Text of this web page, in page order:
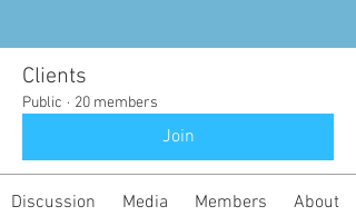
Clients
Public · 20 members
Join
Discussion Media Members About